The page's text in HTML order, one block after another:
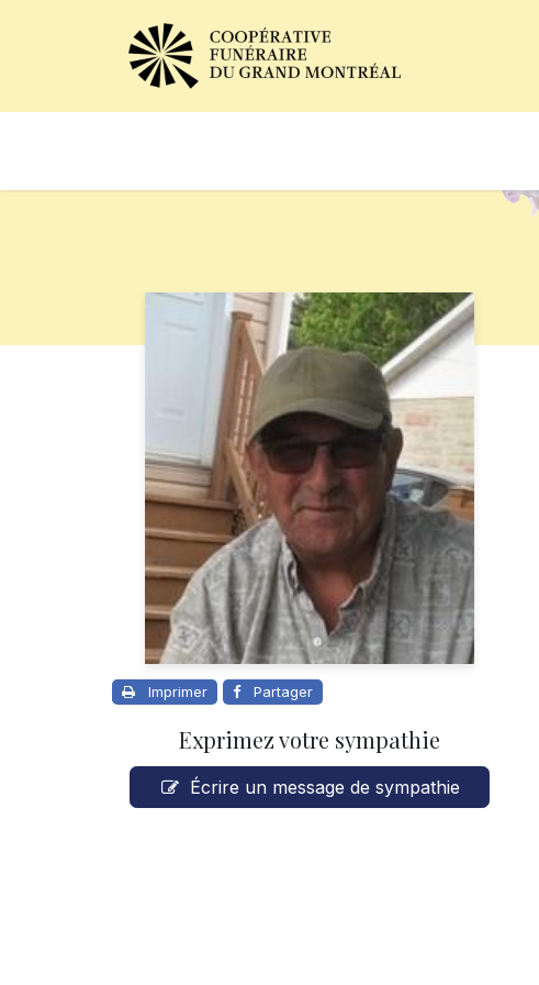
Imprimer Partager
Exprimez votre sympathie
Écrire un message de sympathie